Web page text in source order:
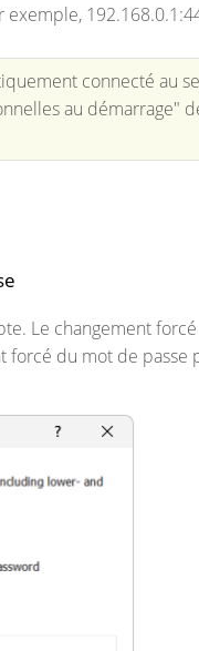
connecté au
au démarrage"
Le changement
forcé du mot de passe